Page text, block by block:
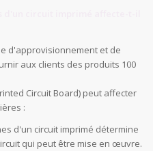
d'approvisionnement et de
aux clients des produits 100
Circuit Board) peut affecter
:
d'un circuit imprimé détermine
qui peut être mise en œuvre.